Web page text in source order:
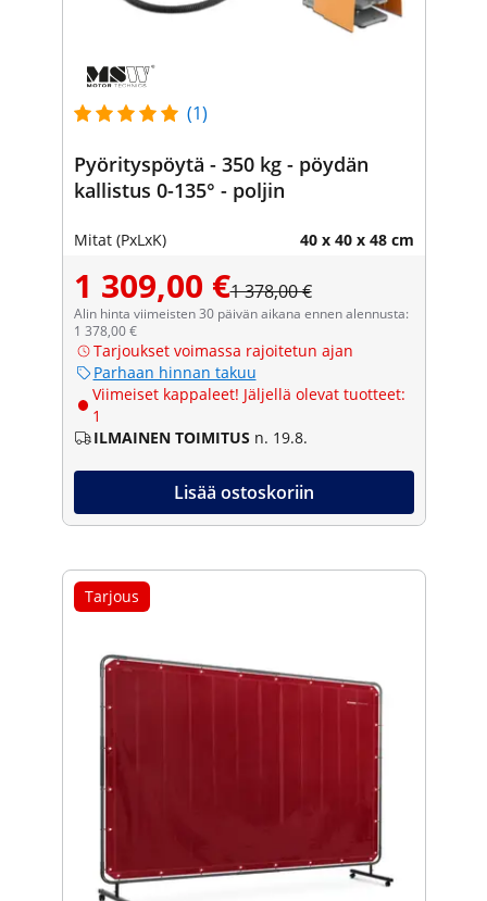
(1)
Pyörityspöytä - 350 kg - pöydän
kallistus 0-135° - poljin
Mitat (PxLxK) 40 x 40 x 48 cm
1 309,00 €1 378,00 €
Alin hinta viimeisten 30 päivän aikana ennen alennusta:
1 378,00 €
Tarjoukset voimassa rajoitetun ajan
Parhaan hinnan takuu
Viimeiset kappaleet! Jäljellä olevat tuotteet:
1
ILMAINEN TOIMITUS n. 19.8.
Lisää ostoskoriin
Tarjous